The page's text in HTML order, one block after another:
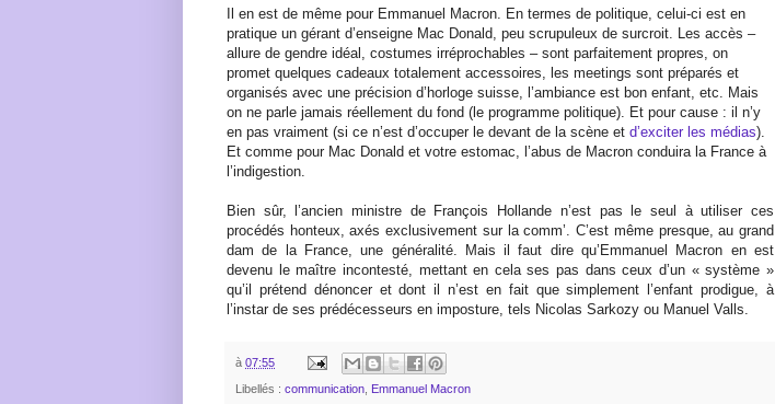
Il en est de même pour Emmanuel Macron. En termes de politique, celui-ci est en
pratique un gérant d’enseigne Mac Donald, peu scrupuleux de surcroit. Les accès –
allure de gendre idéal, costumes irréprochables – sont parfaitement propres, on
promet quelques cadeaux totalement accessoires, les meetings sont préparés et
organisés avec une précision d’horloge suisse, l’ambiance est bon enfant, etc. Mais
on ne parle jamais réellement du fond (le programme politique). Et pour cause : il n’y
en pas vraiment (si ce n’est d’occuper le devant de la scène et d’exciter les médias).
Et comme pour Mac Donald et votre estomac, l’abus de Macron conduira la France à
l’indigestion.
Bien sûr, l’ancien ministre de François Hollande n’est pas le seul à utiliser ces
procédés honteux, axés exclusivement sur la comm’. C’est même presque, au grand
dam de la France, une généralité. Mais il faut dire qu’Emmanuel Macron en est
devenu le maître incontesté, mettant en cela ses pas dans ceux d’un « système »
qu’il prétend dénoncer et dont il n’est en fait que simplement l’enfant prodigue, à
l’instar de ses prédécesseurs en imposture, tels Nicolas Sarkozy ou Manuel Valls.
à 07:55
Libellés : communication Emmanuel Macron